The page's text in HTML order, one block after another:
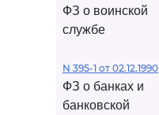
ФЗ о воинской
службе
N 395-1 от 02.12.1990
ФЗ о банках и
банковской